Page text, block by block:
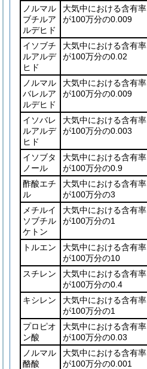
ノルマル
ブチルア
ルデヒド
大気中における含有率
が100万分の0.009
イソブチ
ルアルデ
ヒド
大気中における含有率
が100万分の0.02
ノルマル
バレルア
ルデヒド
大気中における含有率
が100万分の0.009
イソバレ
ルアルデ
ヒド
大気中における含有率
が100万分の0.003
イソブタ
ノール
大気中における含有率
が100万分の0.9
酢酸エチ
ル
大気中における含有率
が100万分の3
メチルイ
ソブチル
ケトン
大気中における含有率
が100万分の1
トルエン
大気中における含有率
が100万分の10
スチレン
大気中における含有率
が100万分の0.4
キシレン
大気中における含有率
が100万分の1
プロピオ
ン酸
大気中における含有率
が100万分の0.03
ノルマル
酪酸
大気中における含有率
が100万分の0.001